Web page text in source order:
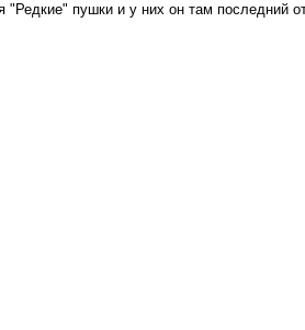
"Редкие" пушки и у них он там последний